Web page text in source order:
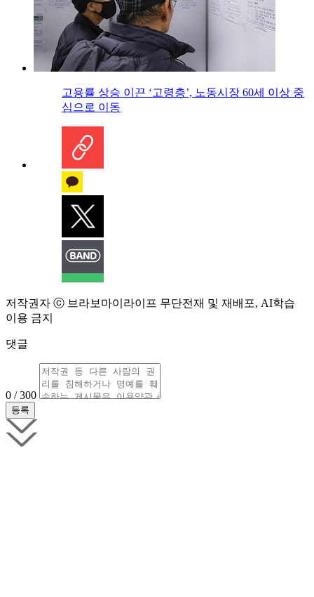
고용률 상승 이끈 ‘고령층’, 노동시장 60세 이상 중
심으로 이동
저작권자 ⓒ 브라보마이라이프 무단전재 및 재배포, AI학습
이용 금지
댓글
0 / 300